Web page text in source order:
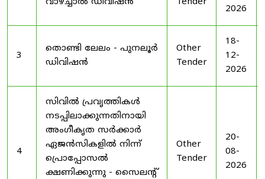
2026
3
തൊണ്ടി ലേലം - പുനലൂർ
ഡിവിഷൻ
Other
Tender
18-
12-
2026
4
സിവിൽ പ്രവൃത്തികൾ
നടപ്പിലാക്കുന്നതിനായി
അംഗീകൃത സർക്കാർ
ഏജൻസികളിൽ നിന്ന്
പ്രൊപ്പോസൽ
ക്ഷണിക്കുന്നു - സൈലന്റ്
Other
Tender
20-
08-
2026